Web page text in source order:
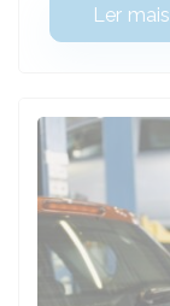
Ler mais